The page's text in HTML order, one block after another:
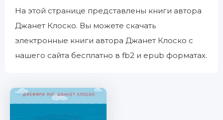
На этой странице представлены книги автора
Джанет Клоско. Вы можете скачать
электронные книги автора Джанет Клоско с
нашего сайта бесплатно в fb2 и epub форматах.